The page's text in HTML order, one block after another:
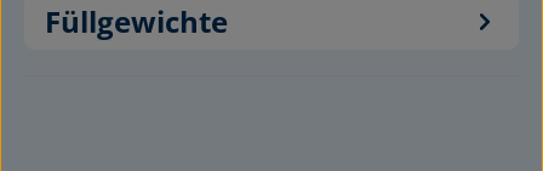
Füllgewichte